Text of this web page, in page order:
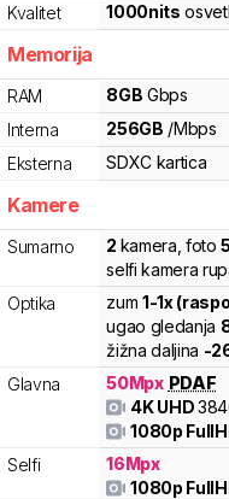
Kvalitet
1000nits
Memorija
RAM 8GB Gbps
Interna
256GB /Mbps
Eksterna
SDXC kartica
Kamere
Sumarno 2 kamera foto
selfi kamera
Optika
zum1-1x
ugao gledanja
žižna daljina -
Glavna
50Mpx PDAF
4K UHD
1080p
Selfi
16Mpx
1080p